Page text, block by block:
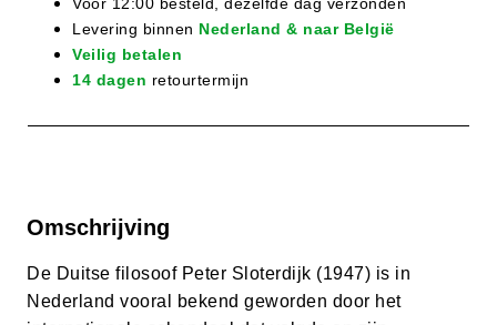
Levering binnen Nederland & naar België
Veilig betalen
14 dagen retourtermijn
Omschrijving
De Duitse filosoof Peter Sloterdijk (1947) is in
Nederland vooral bekend geworden door het